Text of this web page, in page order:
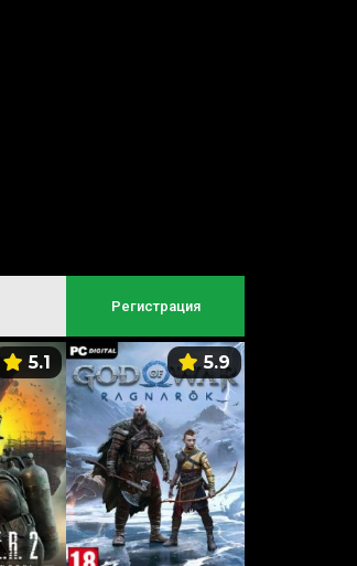
Регистрация
5.1 5.9